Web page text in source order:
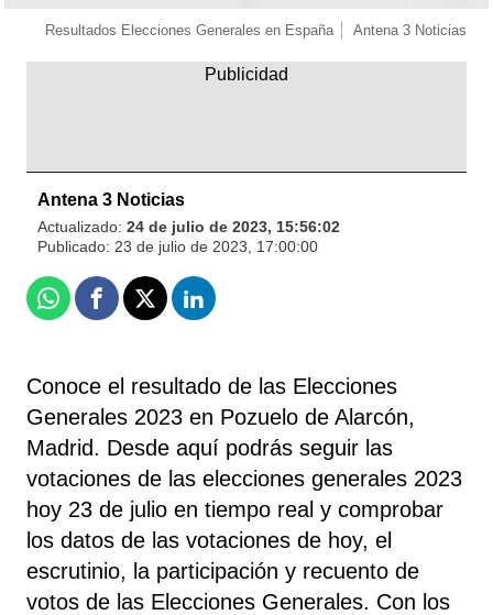
Resultados Elecciones Generales en España Antena 3 Noticias
Antena 3 Noticias
Actualizado: 24 de julio de 2023, 15:56:02
Publicado: 23 de julio de 2023, 17:00:00
WhatsappFacebook
X Linkedin
Conoce el resultado de las Elecciones
Generales 2023 en Pozuelo de Alarcón,
Madrid. Desde aquí podrás seguir las
votaciones de las elecciones generales 2023
hoy 23 de julio en tiempo real y comprobar
los datos de las votaciones de hoy, el
escrutinio, la participación y recuento de
votos de las Elecciones Generales. Con los